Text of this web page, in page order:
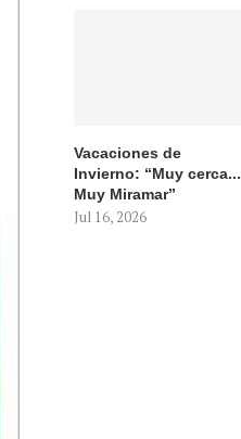
Vacaciones de
Invierno: “Muy cerca...
Muy Miramar”
Jul 16, 2026